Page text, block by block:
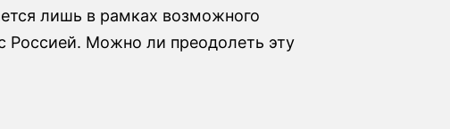
лишь в рамках возможного
Россией. Можно ли преодолеть эту